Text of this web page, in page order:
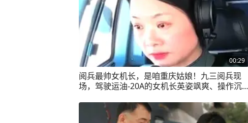
00:29
阅兵最帅女机长，是咱重庆姑娘！九三阅兵现
场，驾驶运油-20A的女机长英姿飒爽、操作沉
某部的谭红梅上校。是一个“重庆辣妹子”，驾驶
过6种机型！